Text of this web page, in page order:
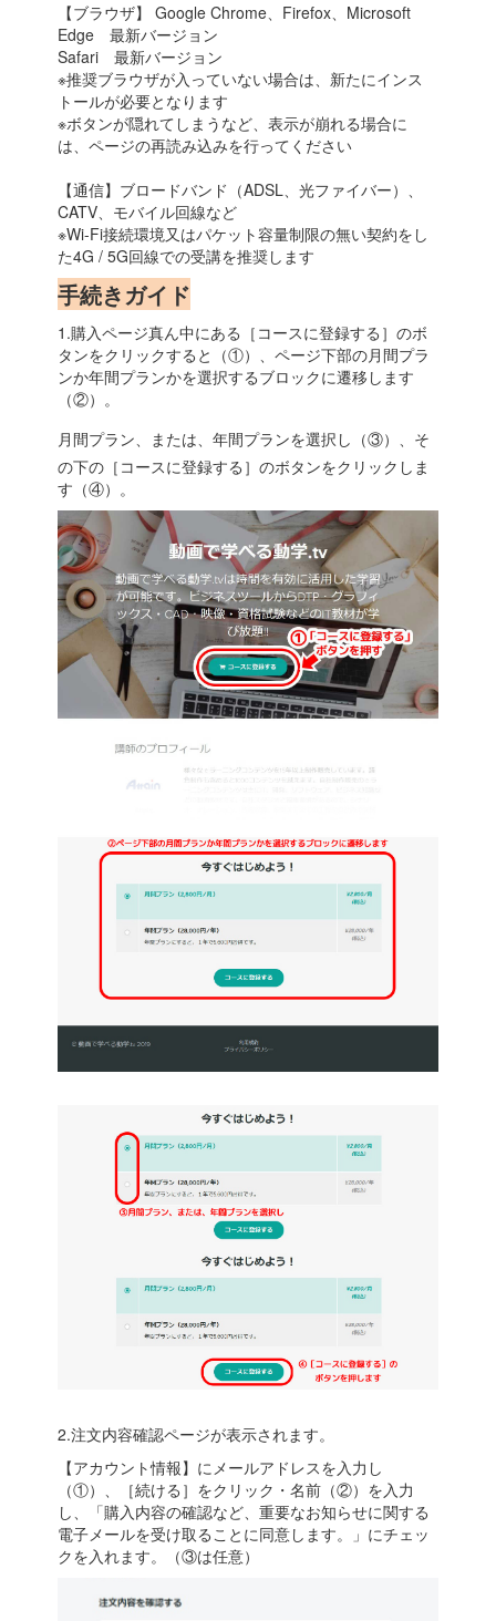
【ブラウザ】 Google Chrome、Firefox、Microsoft
Edge 最新バージョン
Safari 最新バージョン
※推奨ブラウザが入っていない場合は、新たにインス
トールが必要となります
※ボタンが隠れてしまうなど、表示が崩れる場合に
は、ページの再読み込みを行ってください
【通信】ブロードバンド（ADSL、光ファイバー）、
CATV、モバイル回線など
※Wi-Fi接続環境又はパケット容量制限の無い契約をし
た4G / 5G回線での受講を推奨します
手続きガイド
1.購入ページ真ん中にある［コースに登録する］のボ
タンをクリックすると（①）、ページ下部の月間プラ
ンか年間プランかを選択するブロックに遷移します
（②）。
月間プラン、または、年間プランを選択し（③）、そ
の下の［コースに登録する］のボタンをクリックしま
す（④）。
2.注文内容確認ページが表示されます。
【アカウント情報】にメールアドレスを入力し
（①）、［続ける］をクリック・名前（②）を入力
し、「購入内容の確認など、重要なお知らせに関する
電子メールを受け取ることに同意します。」にチェッ
クを入れます。（③は任意）